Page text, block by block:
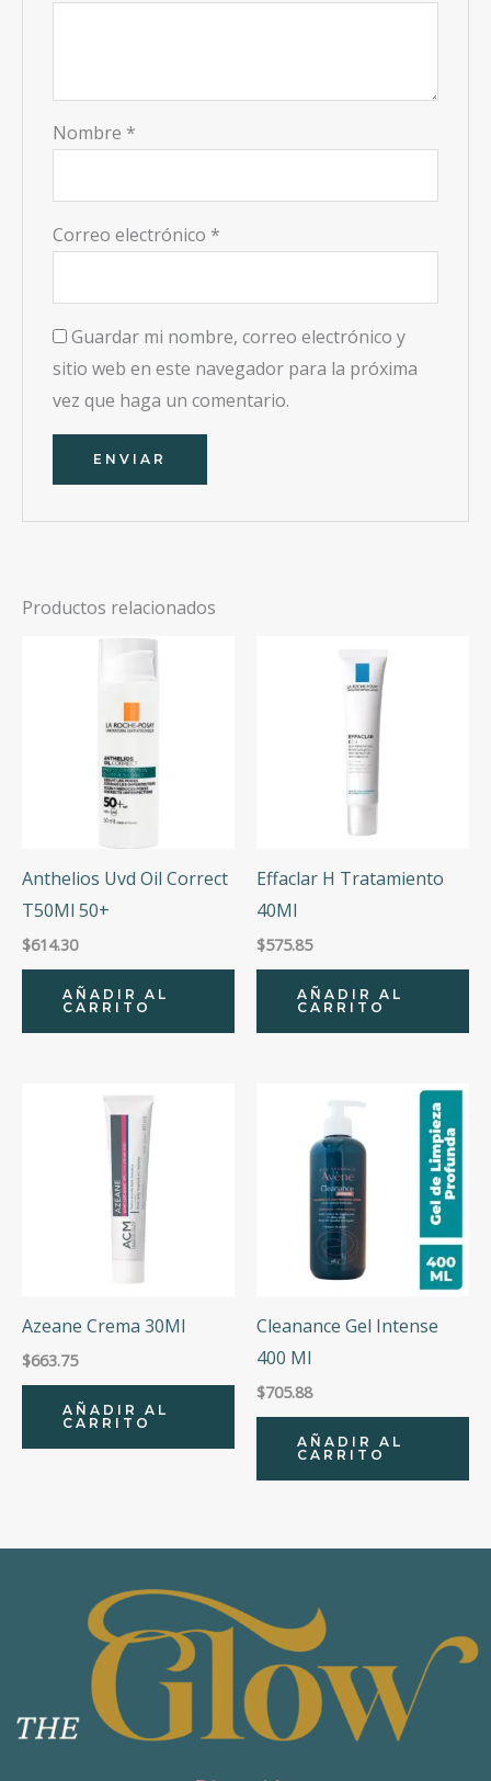
Nombre *
Correo electrónico *
Guardar mi nombre, correo electrónico y
sitio web en este navegador para la próxima
vez que haga un comentario.
Productos relacionados
Anthelios Uvd Oil Correct
T50Ml 50+
$614.30
AÑADIR AL
CARRITO
Effaclar H Tratamiento
40Ml
$575.85
AÑADIR AL
CARRITO
Azeane Crema 30Ml
$663.75
AÑADIR AL
CARRITO
Cleanance Gel Intense
400 Ml
$705.88
AÑADIR AL
CARRITO